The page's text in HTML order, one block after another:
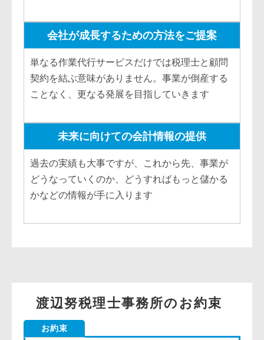
会社が成長するための方法をご提案
単なる作業代行サービスだけでは税理士と顧問
契約を結ぶ意味がありません。事業が倒産する
ことなく、更なる発展を目指していきます
未来に向けての会計情報の提供
過去の実績も大事ですが、これから先、事業が
どうなっていくのか、どうすればもっと儲かる
かなどの情報が手に入ります
渡辺努税理士事務所のお約束
お約束